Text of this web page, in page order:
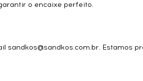
o encaixe perfeito.
sandkos@sandkos.com.br. Estamos